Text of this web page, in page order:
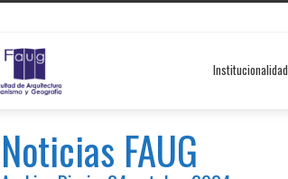
Institucionalidad
Noticias FAUG